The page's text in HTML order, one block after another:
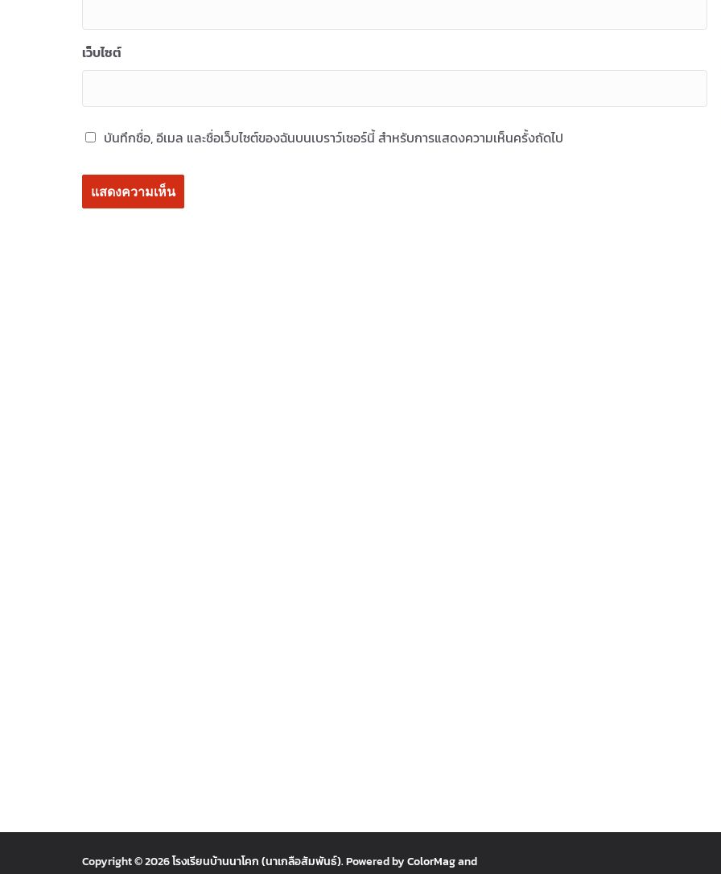
เว็บไซต์
บันทึกชื่อ, อีเมล และชื่อเว็บไซต์ของฉันบนเบราว์เซอร์นี้ สำหรับการแสดงความเห็นครั้งถัดไป
Copyright © 2026โรงเรียนบ้านนาโคก (นาเกลือสัมพันธ์). Powered byColorMagand